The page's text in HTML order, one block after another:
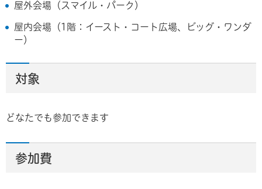
屋外会場（スマイル・パーク）
屋内会場（1階：イースト・コート広場、ビッグ・ワンダ
ー）
対象
どなたでも参加できます
参加費